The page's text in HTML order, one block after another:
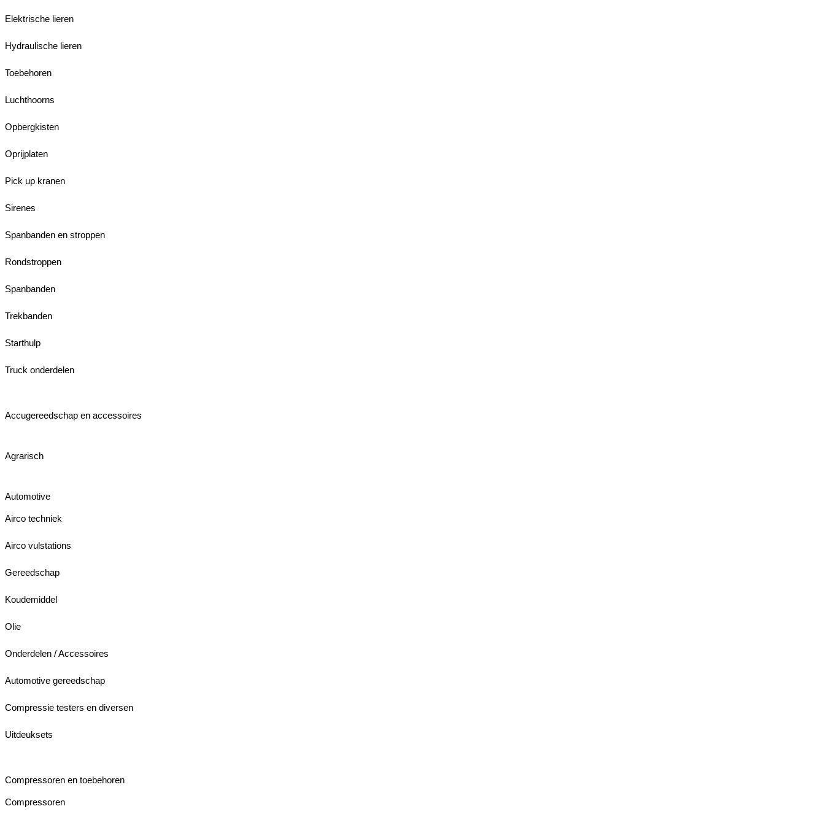
Elektrische lieren
Hydraulische lieren
Toebehoren
Luchthoorns
Opbergkisten
Oprijplaten
Pick up kranen
Sirenes
Spanbanden en stroppen
Rondstroppen
Spanbanden
Trekbanden
Starthulp
Truck onderdelen
Accugereedschap en accessoires
Agrarisch
Automotive
Airco techniek
Airco vulstations
Gereedschap
Koudemiddel
Olie
Onderdelen / Accessoires
Automotive gereedschap
Compressie testers en diversen
Uitdeuksets
Compressoren en toebehoren
Compressoren